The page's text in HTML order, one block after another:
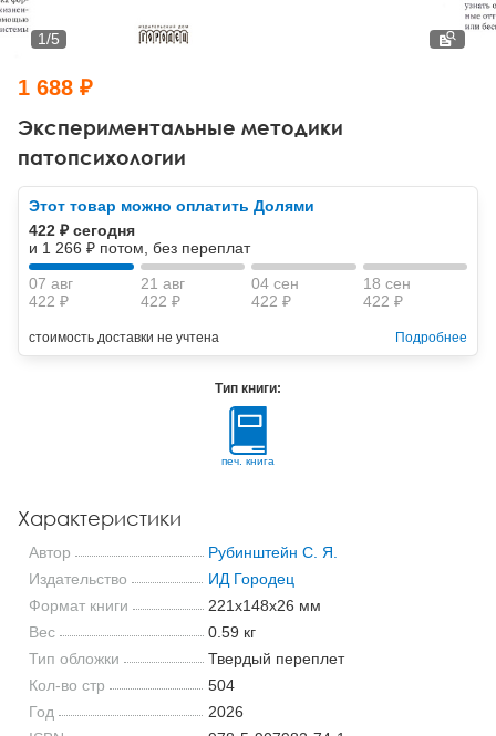
Тревожные расстройства, панические атаки
Психодрама
Другие направления психотерапии
Классический, эриксоновский гипноз и НЛП
НЛП
Психология труда и эргономика
Социальная психология
Социальная и организационная психология
Классический и юнгианский психоанализ
Экспериментальные методики
патопсихологии
1/5
1 688 ₽
Этот товар можно оплатить Долями
422 ₽ сегодня
и 1 266 ₽ потом, без переплат
07 авг
422 ₽
21 авг
422 ₽
04 сен
422 ₽
18 сен
422 ₽
стоимость доставки не учтена Подробнее
Тип книги:
печ. книга
Характеристики
Автор
Рубинштейн С. Я.
Издательство
ИД Городец
Формат книги
221x148x26 мм
Вес
0.59 кг
Тип обложки
Твердый переплет
Кол-во стр
504
Год
2026